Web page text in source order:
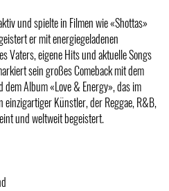
und spielte in Filmen wie «Shottas»
er mit energiegeladenen
Vaters, eigene Hits und aktuelle Songs
sein großes Comeback mit dem
Album «Love & Energy», das im
Künstler, der Reggae, R&B,
und weltweit begeistert.